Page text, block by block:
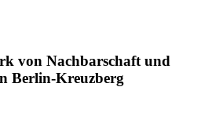
von Nachbarschaft und
Berlin-Kreuzberg